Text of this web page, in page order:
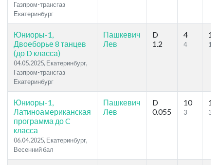
Газпром-трансгаз
Екатеринбург
Юниоры-1,
Двоеборье 8 танцев
(до D класса)
04.05.2025, Екатеринбург,
Газпром-трансгаз
Екатеринбург
Пашкевич
Лев
D
1.2
4
4
18
17
Юниоры-1,
Латиноамериканская
программа до C
класса
06.04.2025, Екатеринбург,
Весенний бал
Пашкевич
Лев
D
0.055
10
3
11
3